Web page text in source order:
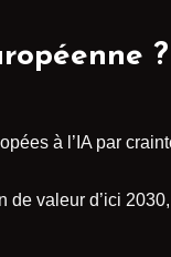
?
à l’IA par
de valeur d’ici